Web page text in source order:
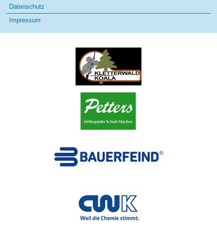
Datenschutz
Impressum